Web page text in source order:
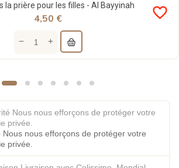
la prière pour les filles - Al Bayyinah favorite_border
4,50 €
nous efforçons de protéger votre
privée.